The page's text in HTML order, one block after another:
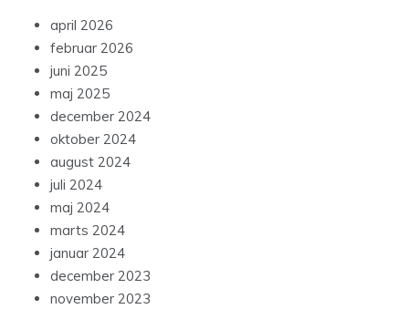
april 2026
februar 2026
juni 2025
maj 2025
december 2024
oktober 2024
august 2024
juli 2024
maj 2024
marts 2024
januar 2024
december 2023
november 2023